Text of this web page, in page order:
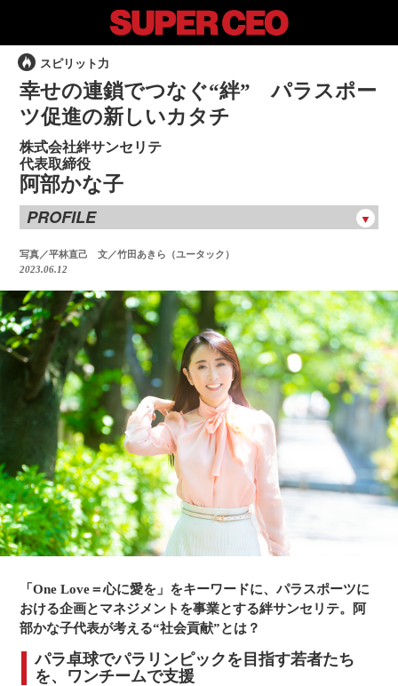
スピリット力
幸せの連鎖でつなぐ“絆” パラスポー
ツ促進の新しいカタチ
株式会社絆サンセリテ
代表取締役
阿部かな子
PROFILE
阿部かな子 あべ かなこ
1980年、宝塚歌劇団に入団・初舞台。1984年に退団後は女優
として活躍。2007年に映像製作会社「トップチャンネル」を
設立。企業の企画広報や社内教育、マニュアルなど、400社以
上で映像を企画制作。テレビCMやイベントオープニング映
像、ネット動画などの映像も手掛ける。2022年、絆サンセリ
テを事業継承し、代表取締役に就任。
写真／平林直己 文／竹田あきら（ユータック）
2023.06.12
「One Love＝心に愛を」をキーワードに、パラスポーツに
おける企画とマネジメントを事業とする絆サンセリテ。阿
部かな子代表が考える“社会貢献”とは？
パラ卓球でパラリンピックを目指す若者たち
を、ワンチームで支援